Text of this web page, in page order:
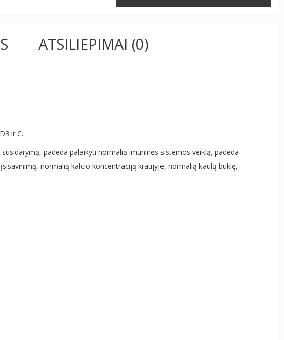
ATSILIEPIMAI (0)
ir C.
padeda palaikyti normalią imuninės sistemos veiklą, padeda
normalią kalcio koncentraciją kraujyje, normalią kaulų būklę,